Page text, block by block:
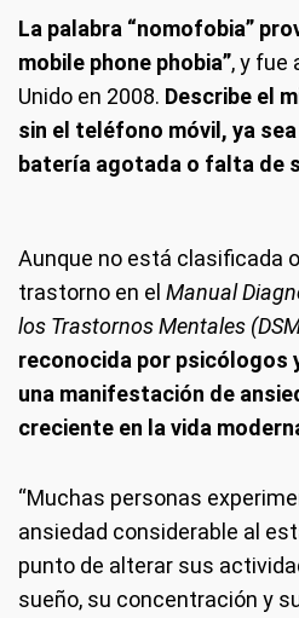
La palabra “nomofobia”
mobile phone phobia”, y fue
Unido en 2008. Describe el
sin el teléfono móvil, ya
batería agotada o falta de
Aunque no está clasificada
trastorno en el Manual
los Trastornos Mentales
reconocida por psicólogos
una manifestación de
creciente en la vida
“Muchas personas
ansiedad considerable al
punto de alterar sus
sueño, su concentración y